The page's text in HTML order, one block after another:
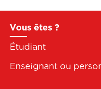
Pied
de
page
Vous êtes ?
Étudiant
Enseignant ou